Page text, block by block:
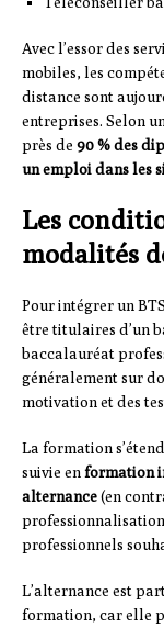
Avec l’essor des
mobiles, les
distance sont
entreprises. Selon
près de 90 % des
un emploi dans les
Les
modalités
Pour intégrer un
être titulaires d’un
baccalauréat
généralement sur
motivation et des
La formation
suivie en formation
alternance(en
professionnels
L’alternance est
formation, car elle